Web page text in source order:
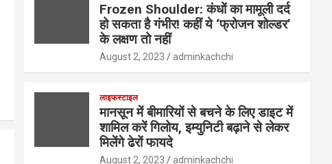
Frozen Shoulder: कंधों का मामूली दर्द
हो सकता है गंभीर! कहीं ये ‘फ्रोजन शोल्डर’
के लक्षण तो नहीं
August 2, 2023 adminkachchi
लाइफस्टाइल
मानसून में बीमारियों से बचने के लिए डाइट में
शामिल करें गिलोय, इम्युनिटी बढ़ाने से लेकर
मिलेंगे ढेरों फायदे
August 2, 2023 adminkachchi